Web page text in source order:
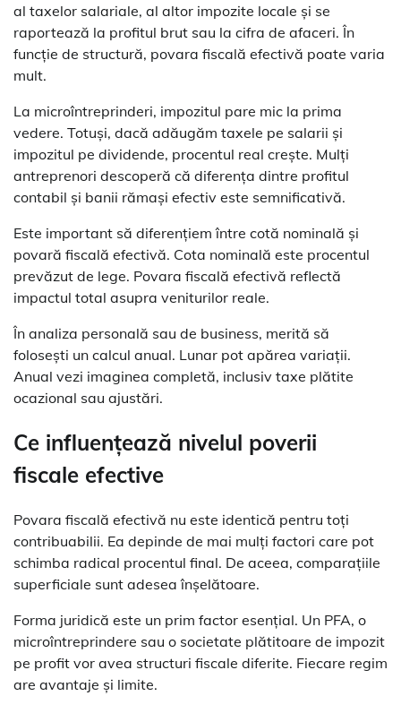
al taxelor salariale, al altor impozite locale și se
raportează la profitul brut sau la cifra de afaceri. În
funcție de structură, povara fiscală efectivă poate varia
mult.
La microîntreprinderi, impozitul pare mic la prima
vedere. Totuși, dacă adăugăm taxele pe salarii și
impozitul pe dividende, procentul real crește. Mulți
antreprenori descoperă că diferența dintre profitul
contabil și banii rămași efectiv este semnificativă.
Este important să diferențiem între cotă nominală și
povară fiscală efectivă. Cota nominală este procentul
prevăzut de lege. Povara fiscală efectivă reflectă
impactul total asupra veniturilor reale.
În analiza personală sau de business, merită să
folosești un calcul anual. Lunar pot apărea variații.
Anual vezi imaginea completă, inclusiv taxe plătite
ocazional sau ajustări.
Ce influențează nivelul poverii
fiscale efective
Povara fiscală efectivă nu este identică pentru toți
contribuabilii. Ea depinde de mai mulți factori care pot
schimba radical procentul final. De aceea, comparațiile
superficiale sunt adesea înșelătoare.
Forma juridică este un prim factor esențial. Un PFA, o
microîntreprindere sau o societate plătitoare de impozit
pe profit vor avea structuri fiscale diferite. Fiecare regim
are avantaje și limite.